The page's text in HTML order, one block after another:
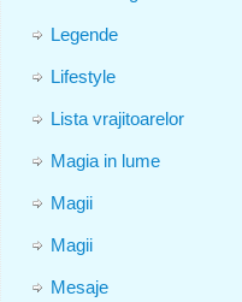
Legende
Lifestyle
Lista vrajitoarelor
Magia in lume
Magii
Magii
Mesaje